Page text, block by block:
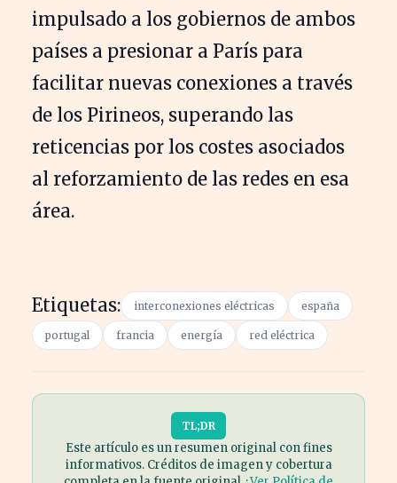
impulsado a los gobiernos de ambos
países a presionar a París para
facilitar nuevas conexiones a través
de los Pirineos, superando las
reticencias por los costes asociados
al reforzamiento de las redes en esa
área.
Etiquetas: interconexiones eléctricas españa
portugal francia energía red eléctrica
TL;DR
Este artículo es un resumen original con fines
informativos. Créditos de imagen y cobertura